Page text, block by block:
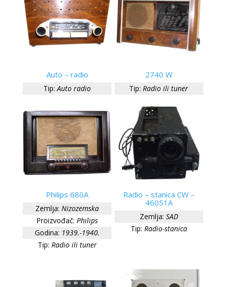
Auto – radio
Tip: Auto radio
2740 W
Tip: Radio ili tuner
Philips 680A
Zemlja: Nizozemska
Proizvođač: Philips
Godina: 1939.-1940.
Tip: Radio ili tuner
Radio – stanica CW –
46051A
Zemlja: SAD
Tip: Radio-stanica